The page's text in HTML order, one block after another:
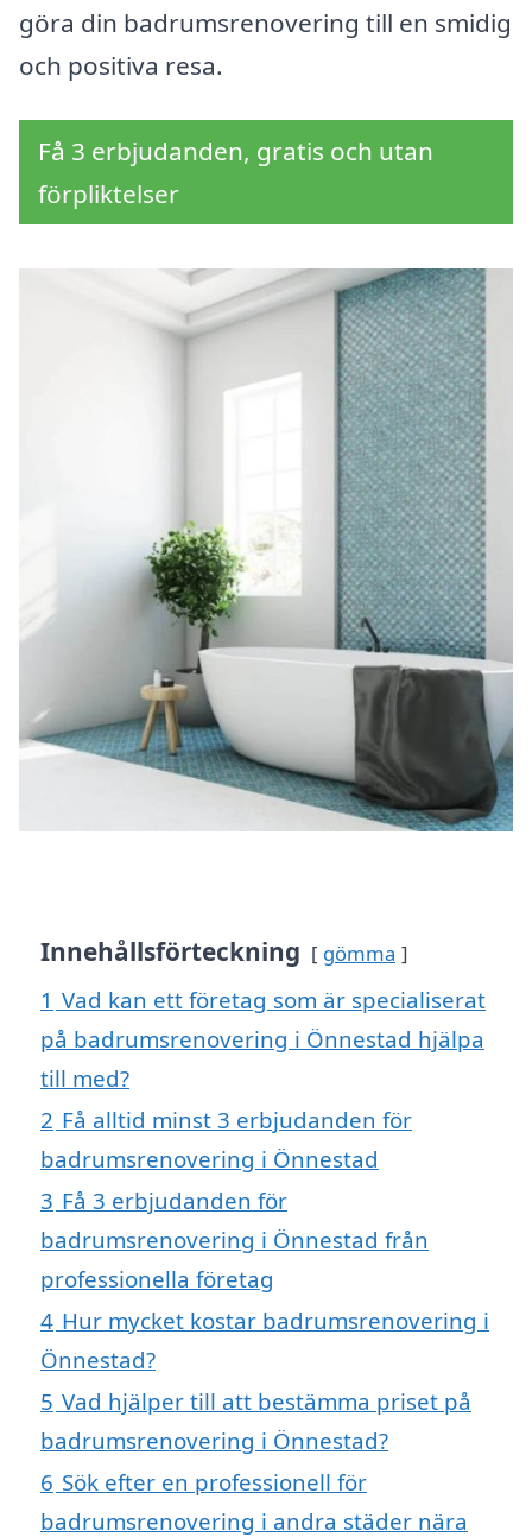
göra din badrumsrenovering till en smidig
och positiva resa.
Få 3 erbjudanden, gratis och utan
förpliktelser
Innehållsförteckning gömma
1 Vad kan ett företag som är specialiserat
på badrumsrenovering i Önnestad hjälpa
till med?
2 Få alltid minst 3 erbjudanden för
badrumsrenovering i Önnestad
3 Få 3 erbjudanden för
badrumsrenovering i Önnestad från
professionella företag
4 Hur mycket kostar badrumsrenovering i
Önnestad?
5 Vad hjälper till att bestämma priset på
badrumsrenovering i Önnestad?
6 Sök efter en professionell för
badrumsrenovering i andra städer nära